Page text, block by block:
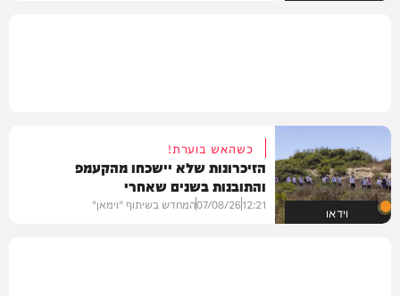
וידאו
כשהאש בוערת!
הזיכרונות שלא יישכחו מהקעמפ
והתובנות בשנים שאחרי
12:21
07/08/26המחדש בשיתוף "וימאן"